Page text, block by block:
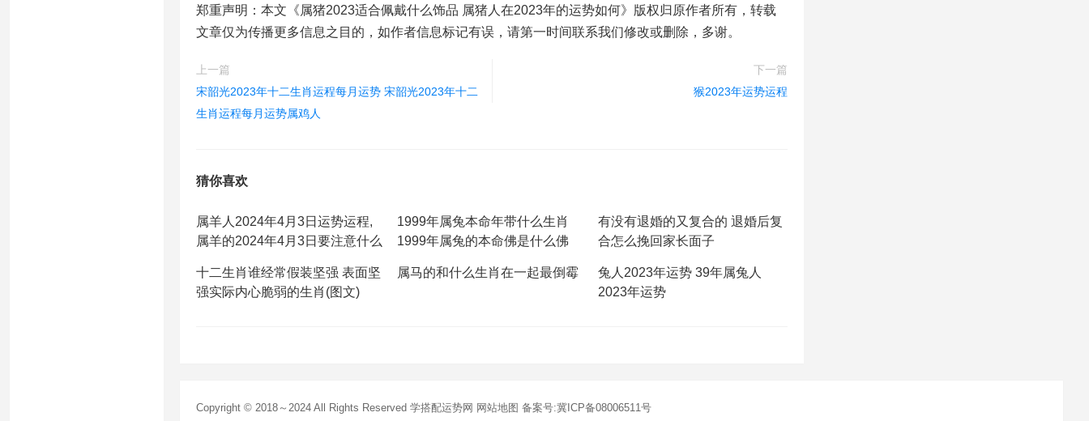
郑重声明：本文《属猪2023适合佩戴什么饰品 属猪人在2023年的运势如何》版权归原作者所有，转载
文章仅为传播更多信息之目的，如作者信息标记有误，请第一时间联系我们修改或删除，多谢。
上一篇
宋韶光2023年十二生肖运程每月运势 宋韶光2023年十二
生肖运程每月运势属鸡人
下一篇
猴2023年运势运程
猜你喜欢
属羊人2024年4月3日运势运程,
属羊的2024年4月3日要注意什么
1999年属兔本命年带什么生肖
1999年属兔的本命佛是什么佛
有没有退婚的又复合的 退婚后复
合怎么挽回家长面子
十二生肖谁经常假装坚强 表面坚
强实际内心脆弱的生肖(图文)
属马的和什么生肖在一起最倒霉
兔人2023年运势 39年属兔人
2023年运势
Copyright © 2018～2024 All Rights Reserved 学搭配运势网 网站地图 备案号:冀ICP备08006511号